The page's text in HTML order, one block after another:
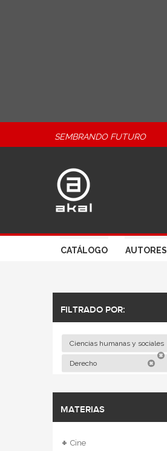
SEMBRANDO FUTURO
CATÁLOGO AUTORES
FILTRADO POR:
Ciencias humanas y sociales
Derecho
MATERIAS
+ Cine